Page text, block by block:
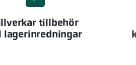
tillbehör
lagerinredningar